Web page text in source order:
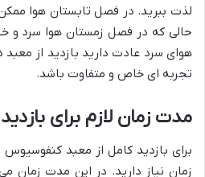
لذت ببرید. در فصل تابستان هوا
حالی که در فصل زمستان هوا سرد و
هوای سرد عادت دارید بازدید از
تجربه ای خاص و متفاوت باشد.
مدت زمان لازم برای بازدید
زمان نیاز دارید. در این مدت زمان